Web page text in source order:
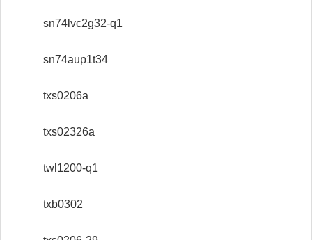
sn74lvc2g32-q1
sn74aup1t34
txs0206a
txs02326a
twl1200-q1
txb0302